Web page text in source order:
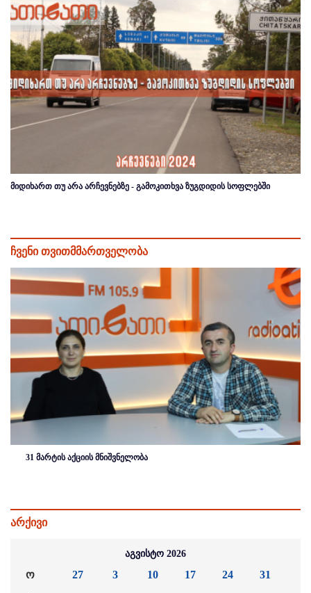
მიდიხართ თუ არა არჩევნებზე - გამოკითხვა ზუგდიდის სოფლებში
ჩვენი თვითმმართველობა
31 მარტის აქციის მნიშვნელობა
არქივი
აგვისტო 2026
ო 27 3 10 17 24 31